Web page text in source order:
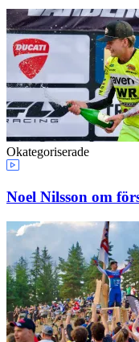
Okategoriserade
Noel Nilsson om